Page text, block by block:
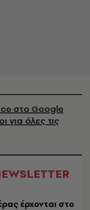
στο Google
για όλες τις
έρχονται στο